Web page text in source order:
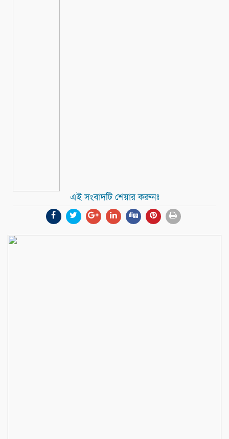
এই সংবাদটি শেয়ার করুনঃ